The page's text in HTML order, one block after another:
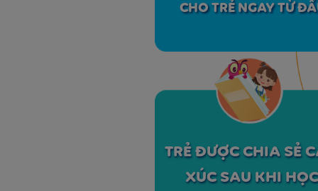
CHO TRẺ NGAY TỪ
TRẺ ĐƯỢC CHIA SẺ
XÚC SAU KHI